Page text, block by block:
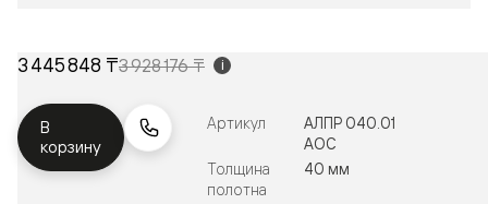
3 445 848 ₸3 928 176 ₸ i
В
корзину
Артикул
АЛПР 040.01
АОС
Толщина
полотна
40 мм